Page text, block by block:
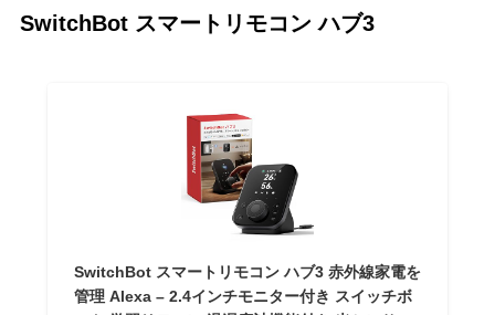
SwitchBot スマートリモコン ハブ3
SwitchBot スマートリモコン ハブ3 赤外線家電を
管理 Alexa – 2.4インチモニター付き スイッチボ